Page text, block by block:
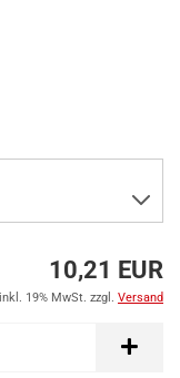
10,21 EUR
inkl. 19% MwSt. zzgl. Versand